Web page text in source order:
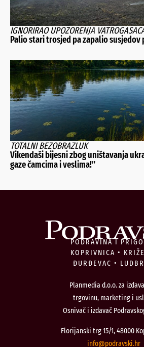
IGNORIRAO UPOZORENJA
Palio stari trosjed pa zapalio susjedov
TOTALNI BEZOBRAZLUK
Vikendaši bijesni zbog uništavanja
gaze čamcima i veslima!”
PODRAVINA I
KOPRIVNICA •
ĐURĐEVAC •
Planmedia d.o.o. za
trgovinu, marketing i
Osnivač i izdavač
Florijanski trg 15/1, 48000
rh.iksvardop
@ofni